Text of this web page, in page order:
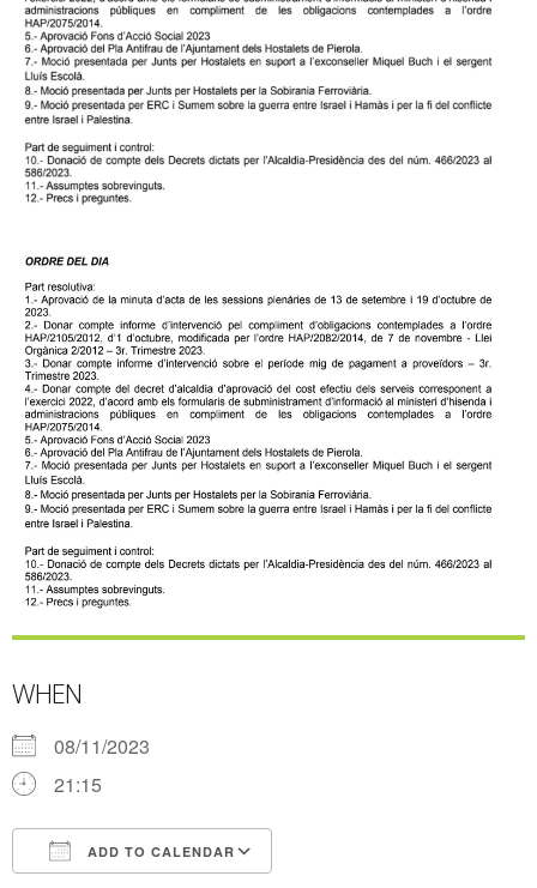
WHEN
08/11/2023
21:15
ADD TO CALENDAR